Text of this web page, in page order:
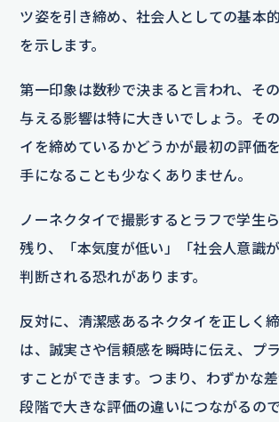
ツ姿を引き締め、社会人としての基本
を示します。
第一印象は数秒で決まると言われ、そ
与える影響は特に大きいでしょう。そ
イを締めているかどうかが最初の評価
手になることも少なくありません。
ノーネクタイで撮影するとラフで学生
残り、「本気度が低い」「社会人意識
判断される恐れがあります。
反対に、清潔感あるネクタイを正しく
は、誠実さや信頼感を瞬時に伝え、プ
すことができます。つまり、わずかな
段階で大きな評価の違いにつながるので